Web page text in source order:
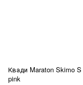
Квади Maraton Skimo S
pink